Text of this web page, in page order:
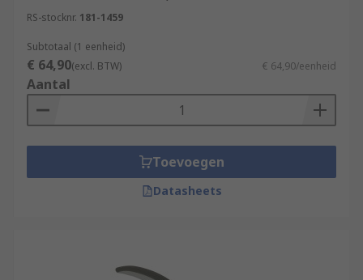
RS-stocknr. 181-1459
Subtotaal (1 eenheid)
€ 64,90(excl. BTW) € 64,90/eenheid
Aantal
Toevoegen
Datasheets